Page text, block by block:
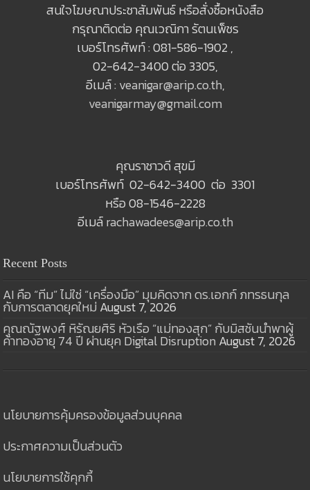
สนใจโฆษณาประชาสัมพันธ์ หรือสั่งซื้อหนังสือ
กรุณาติดต่อ คุณเวณิกา รัตนเพ็ชร
เบอร์โทรศัพท์ : 081-586-1902 ,
02-642-3400 ต่อ 3305,
อีเมล์ : veanigar@arip.co.th,
veanigarmay@gmail.com
คุณราชาวดี สุขมี
เบอร์โทรศัพท์ 02-642-3400 ต่อ 3301
หรือ 08-1546-2228
อีเมล์rachawadees@arip.co.th
Recent Posts
AI คือ “ทีม” ไม่ใช่ “เครื่องมือ” มุมคิดจาก ดร.เอกก์ ภทรธนกุล
กับการตลาดยุคใหม่ August 7, 2026
คุณณัฐพงศ์ หิรัณยศิริ หัวเรือ “แม่ทองสุก” กับมิสชันนำพาผู้
ค้าทองอายุ 74 ปี ผ่านยุค Digital Disruption August 7, 2026
นโยบายการคุ้มครองข้อมูลส่วนบุคคล
ประกาศความเป็นส่วนตัว
นโยบายการใช้คุกกี้